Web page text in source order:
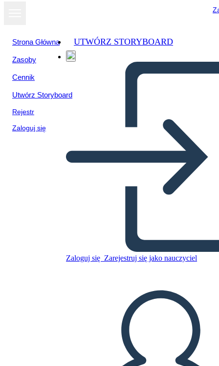
Strona Główna
Zasoby
Cennik
Utwórz Storyboard
Rejestr
Zaloguj się
UTWÓRZ STORYBOARD
Zaloguj się Zarejestruj się jako nauczyciel
Pająk Mapa Regionów
Amerykanów Pusty Szablon
Skopiuj tę scenorys
STWÓRZ SCENORYS